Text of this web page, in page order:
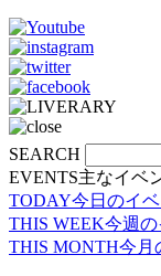
SEARCH
EVENTS主なイベ
TODAY今日のイベ
THIS WEEK今週の
THIS MONTH今月